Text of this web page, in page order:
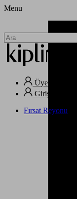
Menu
Üye Ol
Giriş Yap
Fırsat Reyonu